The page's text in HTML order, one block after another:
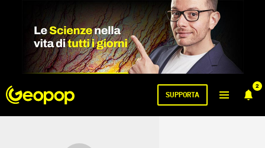
2
SUPPORTA